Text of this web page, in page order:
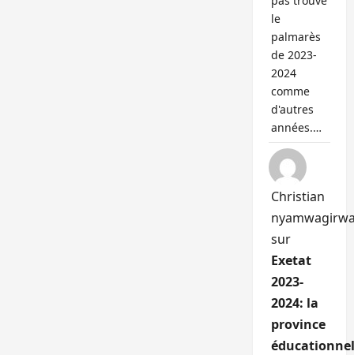
le
palmarès
de 2023-
2024
comme
d'autres
années.…
Christian
sur
Exetat
2023-
2024: la
province